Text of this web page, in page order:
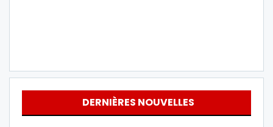
DERNIÈRES NOUVELLES